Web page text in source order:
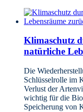
Klimaschutz
natürliche
Die
Schlüsselrolle im
Verlust der
wichtig für die
Speicherung von